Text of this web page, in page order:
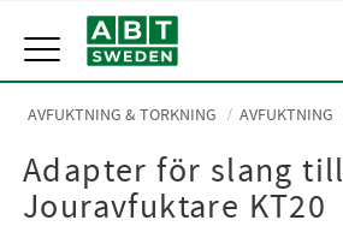
Meny
AVFUKTNING & TORKNING AVFUKTNING
Adapter för slang till
Jouravfuktare KT20